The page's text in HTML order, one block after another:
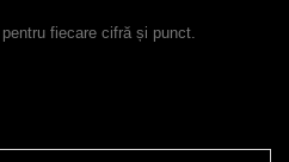
fiecare cifră și punct.